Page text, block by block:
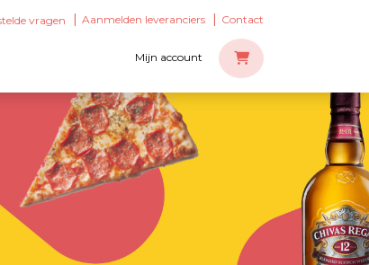
vragen Aanmelden leveranciers Contact
Mijn account